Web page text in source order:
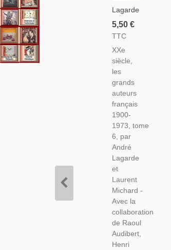
Lagarde
Et
Michard,
Siècle,
Les
Grands
Auteurs
Français
1900-
1973,
T6, 1975
- Manuel
De
Littérature,
Littérature
XXe
Siècle,
5,50 €
TTC
XXe
siècle,
les
grands
auteurs
français
1900-
1973, tome
6, par
André
Lagarde
et
Laurent
Michard -
Avec la
collaboration
de Raoul
Audibert,
Henri